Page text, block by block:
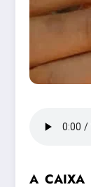
A CAIXA